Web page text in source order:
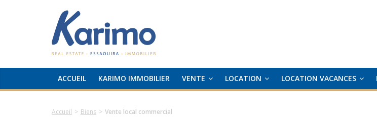
ACCUEIL KARIMO IMMOBILIER VENTE LOCATION LOCATION VACANCES
Accueil > Biens > Vente local commercial